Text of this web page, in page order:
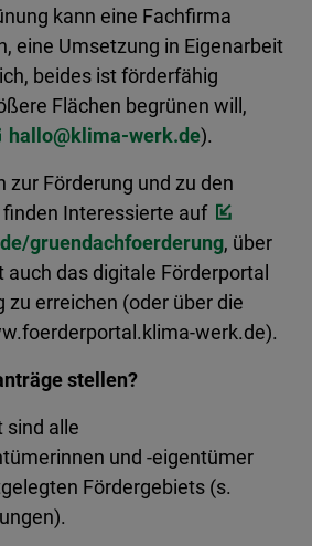
kann eine Fachfirma
eine Umsetzung in Eigenarbeit
beides ist förderfähig
Flächen begrünen will,
hallo@​klima-werk.de).
Förderung und zu den
Interessierte auf
gruendachfoerderung, über
auch das digitale Förderportal
zu erreichen (oder über die
werk.de).
stellen?
sind alle
und -eigentümer
Fördergebiets (s.